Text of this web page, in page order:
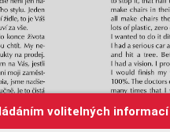
volitelných informací